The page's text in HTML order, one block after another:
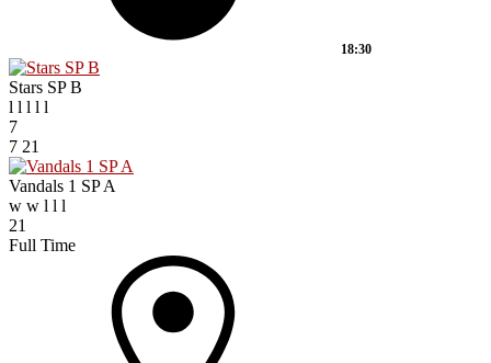
18:30
Stars SP B
l l l l l
7
7 21
Vandals 1 SP A
w w l l l
21
Full Time